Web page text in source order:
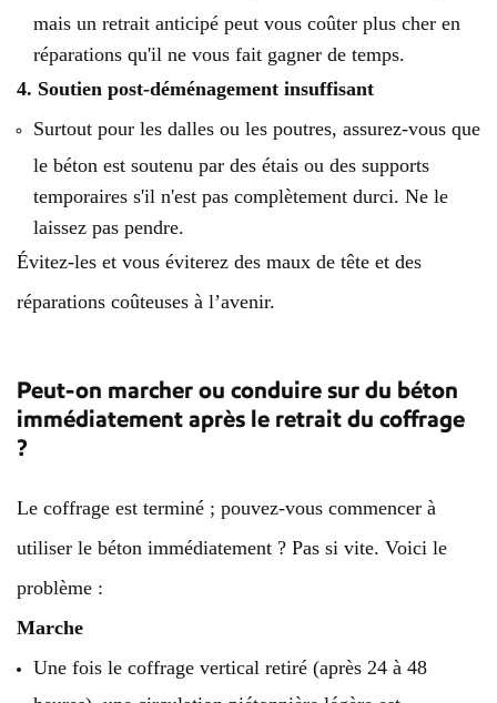
mais un retrait anticipé peut vous coûter plus cher en
réparations qu'il ne vous fait gagner de temps.
4. Soutien post-déménagement insuffisant
Surtout pour les dalles ou les poutres, assurez-vous que
le béton est soutenu par des étais ou des supports
temporaires s'il n'est pas complètement durci. Ne le
laissez pas pendre.
Évitez-les et vous éviterez des maux de tête et des
réparations coûteuses à l’avenir.
Peut-on marcher ou conduire sur du béton
immédiatement après le retrait du coffrage
?
Le coffrage est terminé ; pouvez-vous commencer à
utiliser le béton immédiatement ? Pas si vite. Voici le
problème :
Marche
Une fois le coffrage vertical retiré (après 24 à 48